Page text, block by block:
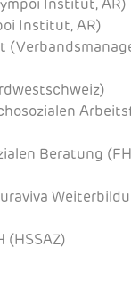
Institut, AR)
Institut, AR)
Beratung (FH
(HSSAZ)